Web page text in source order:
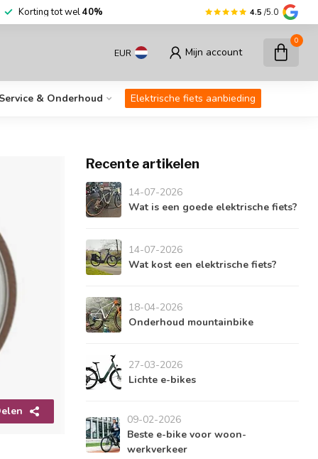
Korting tot wel40% 4.5 /5.0
EUR Mijn account
0
Service & Onderhoud Elektrische fiets aanbieding
Recente artikelen
14-07-2026
Wat is een goede elektrische fiets?
14-07-2026
Wat kost een elektrische fiets?
18-04-2026
Onderhoud mountainbike
27-03-2026
Lichte e-bikes
09-02-2026
Beste e-bike voor woon-
werkverkeer